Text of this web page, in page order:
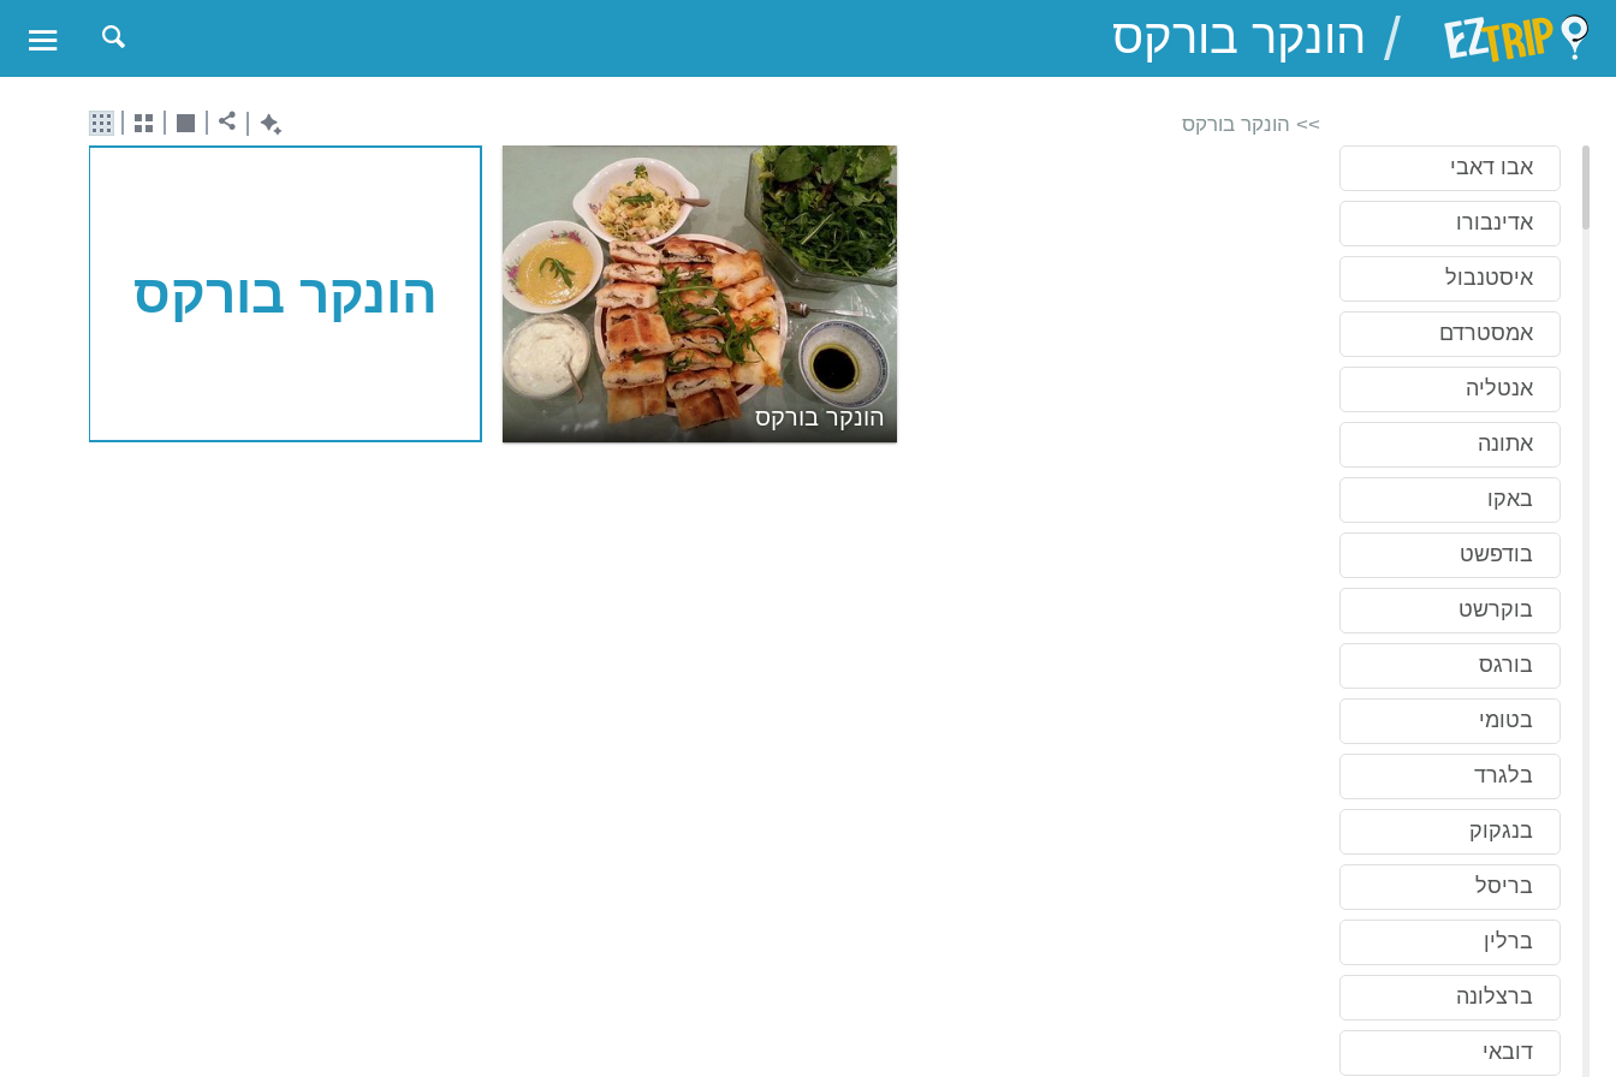
EZTrip
/
אבו דאבי
אדינבורו
איסטנבול
אמסטרדם
אנטליה
אתונה
באקו
בודפשט
בוקרשט
בורגס
בטומי
בלגרד
בנגקוק
בריסל
ברלין
ברצלונה
דובאי
>> הונקר בורקס
הונקר בורקס
הונקר בורקס